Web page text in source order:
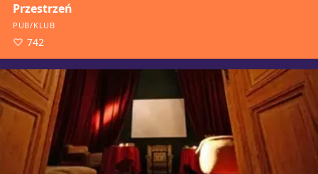
Przestrzeń
PUB/KLUB
742